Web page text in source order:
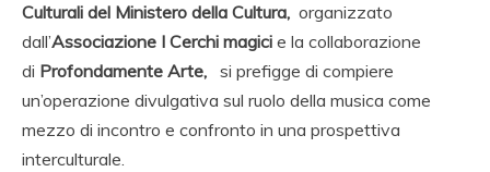
Culturali del Ministero della Cultura, organizzato
dall’Associazione I Cerchi magici e la collaborazione
di Profondamente Arte, si prefigge di compiere
un’operazione divulgativa sul ruolo della musica come
mezzo di incontro e confronto in una prospettiva
interculturale.